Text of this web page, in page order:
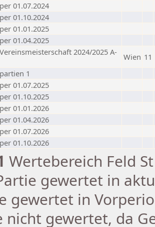
01.07.2024
01.10.2024
01.01.2025
01.04.2025
2024/2025 A-
Wien 11
1
01.07.2025
01.10.2025
01.01.2026
01.04.2026
01.07.2026
01.10.2026
Wertebereich Feld
gewertet in
gewertet in
nicht gewertet, da